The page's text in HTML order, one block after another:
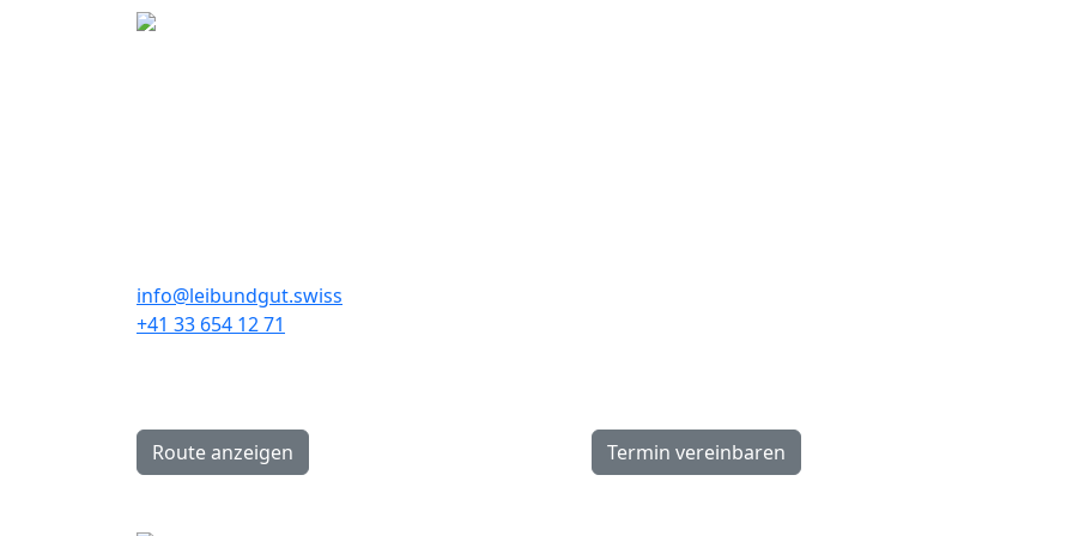
info@leibundgut.swiss
+41 33 654 12 71
Route anzeigen Termin vereinbaren